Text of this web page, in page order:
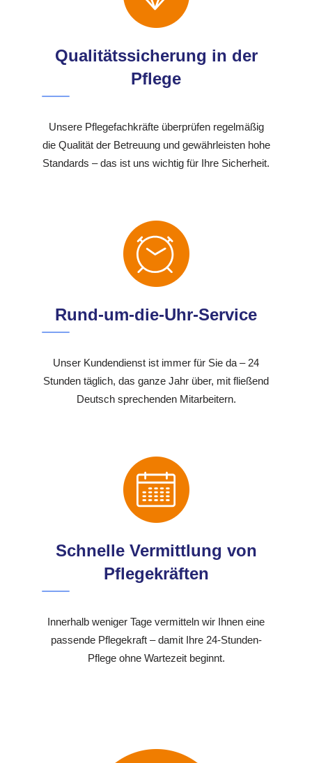
Qualitätssicherung in der
Pflege
Unsere Pflegefachkräfte überprüfen regelmäßig
die Qualität der Betreuung und gewährleisten hohe
Standards – das ist uns wichtig für Ihre Sicherheit.
Rund-um-die-Uhr-Service
Unser Kundendienst ist immer für Sie da – 24
Stunden täglich, das ganze Jahr über, mit fließend
Deutsch sprechenden Mitarbeitern.
Schnelle Vermittlung von
Pflegekräften
Innerhalb weniger Tage vermitteln wir Ihnen eine
passende Pflegekraft – damit Ihre 24-Stunden-
Pflege ohne Wartezeit beginnt.